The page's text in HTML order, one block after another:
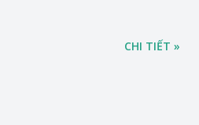
CHI TIẾT »